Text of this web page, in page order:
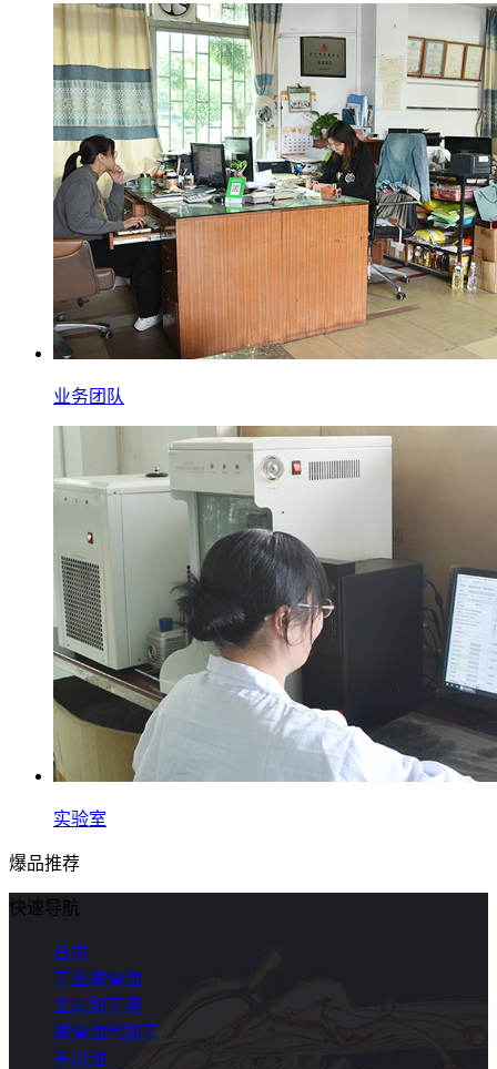
业务团队
实验室
爆品推荐
快速导航
首页
工业润滑油
金属加工液
润滑油代加工
车用油